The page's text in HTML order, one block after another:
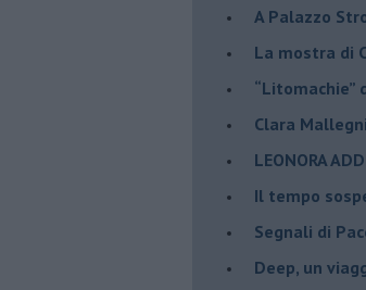
​A Palazzo
La mostra di
​“Litomachie”
​Clara
​LEONORA
Il tempo
Segnali di
​Deep, un